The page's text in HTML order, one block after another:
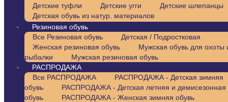
Детские туфли
Детские угги
Детские шлепанцы
Детская обувь из натур. материалов
Резиновая обувь
Все Резиновая обувь
Детская / Подростковая
Женская резиновая обувь
Мужская обувь для охоты
рыбалки
Мужская резиновая обувь
РАСПРОДАЖА
Все РАСПРОДАЖА
РАСПРОДАЖА - Детская зимняя
обувь
РАСПРОДАЖА - Детская летняя и демисезонная
обувь
РАСПРОДАЖА - Женская зимняя обувь